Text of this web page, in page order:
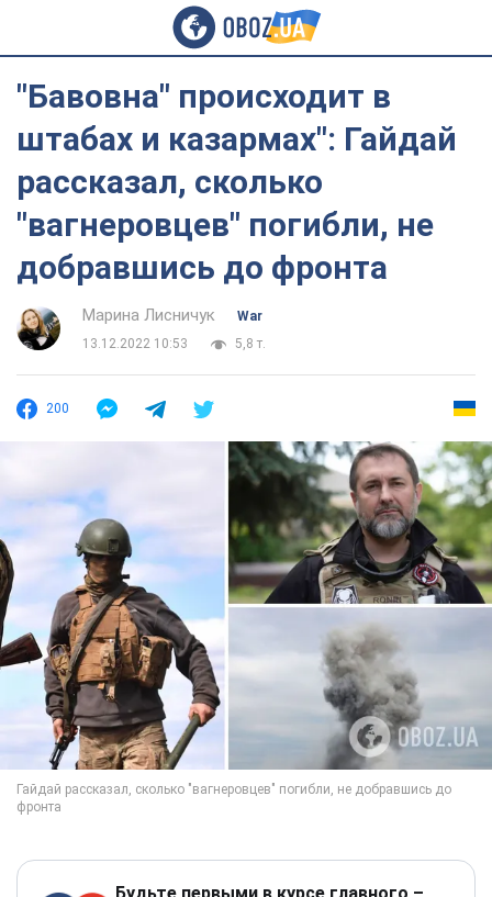
"Бавовна" происходит в
штабах и казармах": Гайдай
рассказал, сколько
"вагнеровцев" погибли, не
добравшись до фронта
Марина Лисничук
War
13.12.2022 10:53
5,8 т.
200
Будьте первыми в курсе главного –